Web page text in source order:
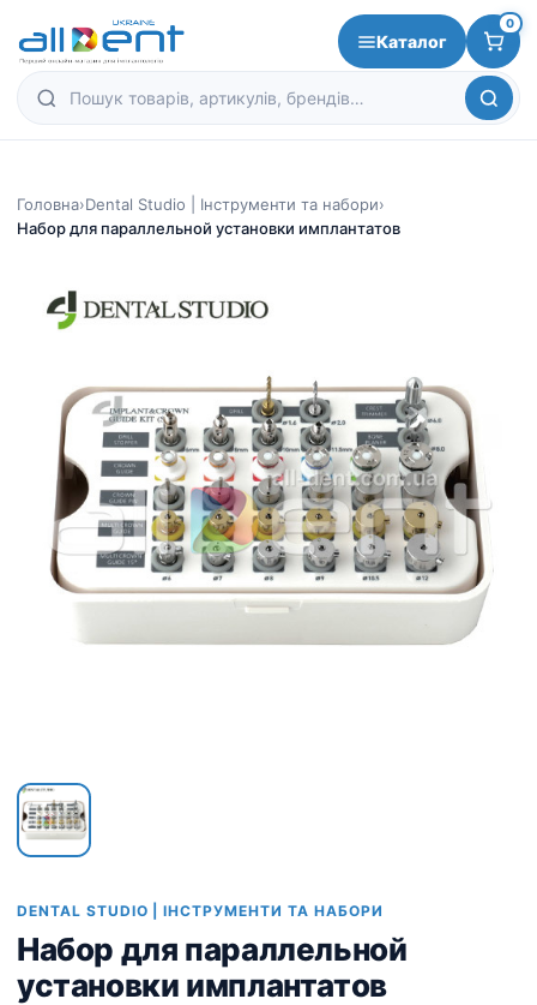
Каталог
0
Головна›Dental Studio | Інструменти та набори›
Набор для параллельной установки имплантатов
DENTAL STUDIO | ІНСТРУМЕНТИ ТА НАБОРИ
Набор для параллельной
установки имплантатов